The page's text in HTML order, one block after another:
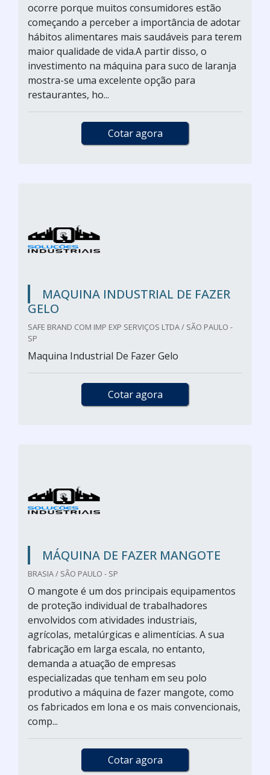
ocorre porque muitos consumidores estão
começando a perceber a importância de adotar
hábitos alimentares mais saudáveis para terem
maior qualidade de vida.A partir disso, o
investimento na máquina para suco de laranja
mostra-se uma excelente opção para
restaurantes, ho...
Cotar agora
MAQUINA INDUSTRIAL DE FAZER
GELO
SAFE BRAND COM IMP EXP SERVIÇOS LTDA / SÃO PAULO -
SP
Maquina Industrial De Fazer Gelo
Cotar agora
MÁQUINA DE FAZER MANGOTE
BRASIA / SÃO PAULO - SP
O mangote é um dos principais equipamentos
de proteção individual de trabalhadores
envolvidos com atividades industriais,
agrícolas, metalúrgicas e alimentícias. A sua
fabricação em larga escala, no entanto,
demanda a atuação de empresas
especializadas que tenham em seu polo
produtivo a máquina de fazer mangote, como
os fabricados em lona e os mais convencionais,
comp...
Cotar agora